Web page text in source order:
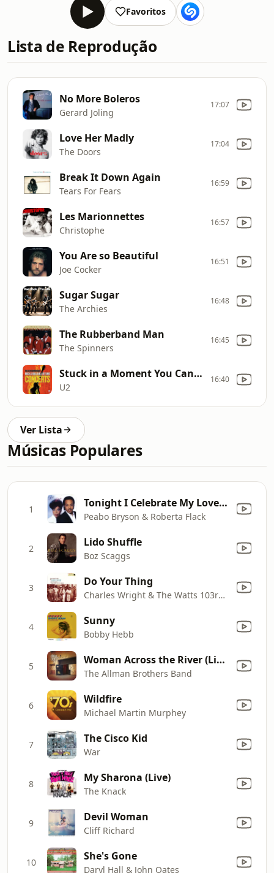
Favoritos
Lista de Reprodução
No More Boleros
Gerard Joling
17:07
Love Her Madly
The Doors
17:04
Break It Down Again
Tears For Fears
16:59
Les Marionnettes
Christophe
16:57
You Are so Beautiful
Joe Cocker
16:51
Sugar Sugar
The Archies
16:48
The Rubberband Man
The Spinners
16:45
Stuck in a Moment You Can't Get Out of
U2
16:40
Ver Lista
Músicas Populares
1 Tonight I Celebrate My Love (feat. Roberta Flack)
Peabo Bryson & Roberta Flack
2 Lido Shuffle
Boz Scaggs
3 Do Your Thing
Charles Wright & The Watts 103rd Street Rhythm Band
4 Sunny
Bobby Hebb
5 Woman Across the River (Live)
The Allman Brothers Band
6 Wildfire
Michael Martin Murphey
7 The Cisco Kid
War
8 My Sharona (Live)
The Knack
9 Devil Woman
Cliff Richard
10 She's Gone
Daryl Hall & John Oates